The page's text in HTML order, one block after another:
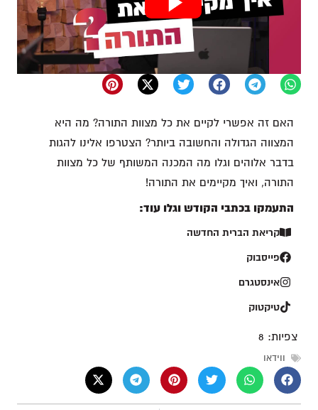
האם זה אפשרי לקיים את כל מצוות התורה? מה היא
המצווה הגדולה והחשובה ביותר? הצטרפו אלינו להגות
בדבר אלוהים וגלו מה המכנה המשותף של כל מצוות
התורה, ואיך מקיימים את התורה!
התעמקו בכתבי הקודש וגלו עוד:
קריאת הברית החדשה
פייסבוק
אינסטגרם
טיקטוק
צפיות: 8
ווידאו